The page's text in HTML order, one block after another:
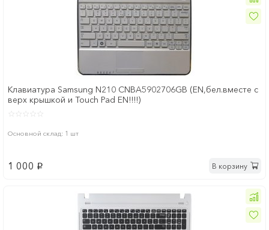
Клавиатура Samsung N210 CNBA5902706GB (EN,бел.вместе с
верх крышкой и Touch Pad EN!!!!)
Основной склад: 1 шт
1 000 p В корзину